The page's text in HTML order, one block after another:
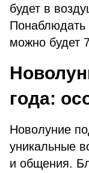
будет в
Понаблюдать
можно будет
года:
Новолуние
уникальные
и общения.